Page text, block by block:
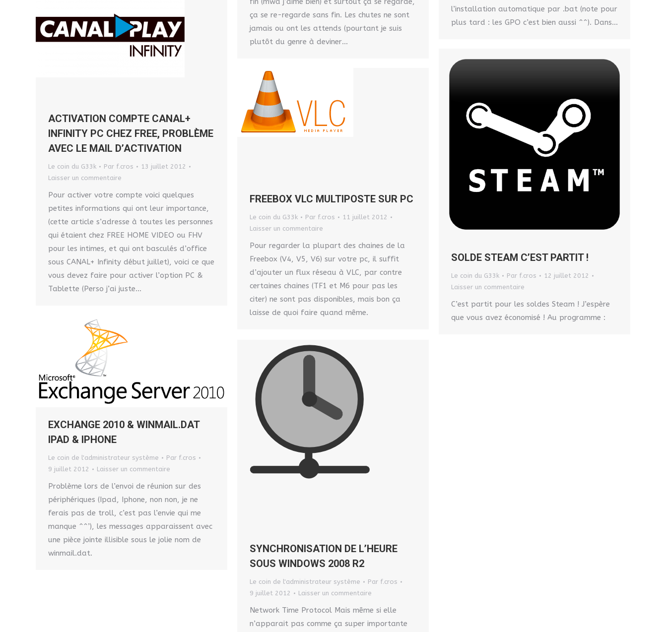
l’installation automatique par .bat (note pour
plus tard : les GPO c’est bien aussi ^^). Dans…
ça se re-regarde sans fin. Les chutes ne sont
jamais ou ont les attends (pourtant je suis
plutôt du genre à deviner…
ACTIVATION COMPTE CANAL+
INFINITY PC CHEZ FREE, PROBLÈME
AVEC LE MAIL D’ACTIVATION
Le coin du G33k Par f.cros
13 juillet 2012
Laisser un commentaire
Pour activer votre compte voici quelques
petites informations qui ont leur importance,
(cette article s’adresse à toutes les personnes
qui étaient chez FREE HOME VIDEO ou FHV
pour les intimes, et qui ont basculés d’office
sous CANAL+ Infinity début juillet), voici ce que
vous devez faire pour activer l’option PC &
Tablette (Perso j’ai juste…
SOLDE STEAM C’EST PARTIT !
Le coin du G33k Par f.cros
12 juillet 2012
Laisser un commentaire
C’est partit pour les soldes Steam ! J’espère
que vous avez économisé ! Au programme :
FREEBOX VLC MULTIPOSTE SUR PC
Le coin du G33k Par f.cros
11 juillet 2012
Laisser un commentaire
Pour regarder la plupart des chaines de la
Freebox (V4, V5, V6) sur votre pc, il suffit
d’ajouter un flux réseau à VLC, par contre
certaines chaines (TF1 et M6 pour pas les
citer) ne sont pas disponibles, mais bon ça
laisse de quoi faire quand même.
EXCHANGE 2010 & WINMAIL.DAT
IPAD & IPHONE
Le coin de l'administrateur système Par f.cros
9 juillet 2012
Laisser un commentaire
Problème lors de l’envoi de réunion sur des
périphériques (Ipad, Iphone, non non, je ne
ferais pas de troll, c’est pas l’envie qui me
manque ^^’), les messages apparaissent avec
une pièce jointe illisible sous le jolie nom de
winmail.dat.
SYNCHRONISATION DE L’HEURE
SOUS WINDOWS 2008 R2
Le coin de l'administrateur système Par f.cros
9 juillet 2012
Laisser un commentaire
Network Time Protocol Mais même si elle
n’apparait pas comme ça super importante